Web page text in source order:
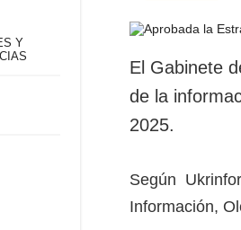
Sociedad y Cultura
Y
El Gabinete
de la
2025.
Según
Información,